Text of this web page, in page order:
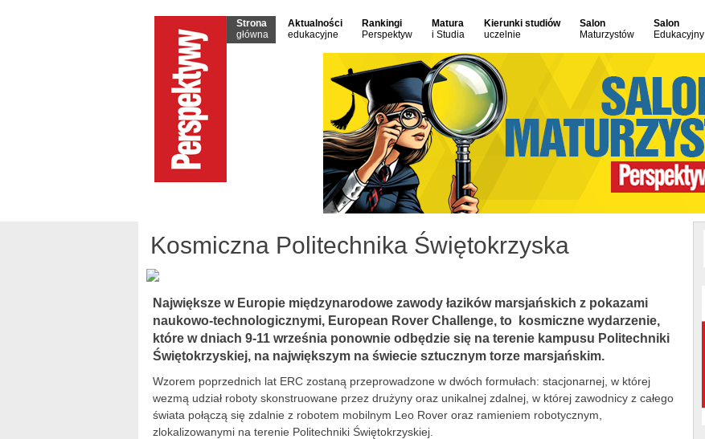
Strona
główna
Aktualności
edukacyjne
Rankingi
Perspektyw
Matura
i Studia
Kierunki studiów
uczelnie
Salon
Maturzystów
Salon
Edukacyjny
Kosmiczna Politechnika Świętokrzyska
Największe w Europie międzynarodowe zawody łazików marsjańskich z pokazami
naukowo-technologicznymi, European Rover Challenge, to kosmiczne wydarzenie,
które w dniach 9-11 września ponownie odbędzie się na terenie kampusu Politechniki
Świętokrzyskiej, na największym na świecie sztucznym torze marsjańskim.
Wzorem poprzednich lat ERC zostaną przeprowadzone w dwóch formułach: stacjonarnej, w której
wezmą udział roboty skonstruowane przez drużyny oraz unikalnej zdalnej, w której zawodnicy z całego
świata połączą się zdalnie z robotem mobilnym Leo Rover oraz ramieniem robotycznym,
zlokalizowanymi na terenie Politechniki Świętokrzyskiej.